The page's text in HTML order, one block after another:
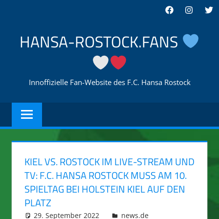
springen
Facebook
HANSA-ROSTOCK.FANS
Innoffizielle Fan-Website des F.C. Hansa Rostock
KIEL VS. ROSTOCK IM LIVE-STREAM UND
TV: F.C. HANSA ROSTOCK MUSS AM 10.
SPIELTAG BEI HOLSTEIN KIEL AUF DEN
PLATZ
29. September 2022 integromat
news.de